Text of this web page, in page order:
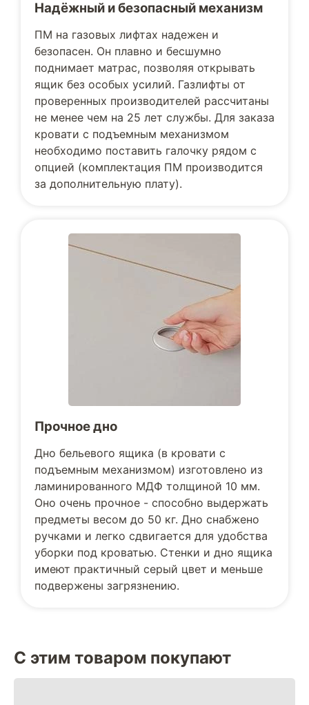
Надёжный и безопасный механизм
ПМ на газовых лифтах надежен и
безопасен. Он плавно и бесшумно
поднимает матрас, позволяя открывать
ящик без особых усилий. Газлифты от
проверенных производителей рассчитаны
не менее чем на 25 лет службы. Для заказа
кровати с подъемным механизмом
необходимо поставить галочку рядом с
опцией (комплектация ПМ производится
за дополнительную плату).
Прочное дно
Дно бельевого ящика (в кровати с
подъемным механизмом) изготовлено из
ламинированного МДФ толщиной 10 мм.
Оно очень прочное - способно выдержать
предметы весом до 50 кг. Дно снабжено
ручками и легко сдвигается для удобства
уборки под кроватью. Стенки и дно ящика
имеют практичный серый цвет и меньше
подвержены загрязнению.
С этим товаром покупают